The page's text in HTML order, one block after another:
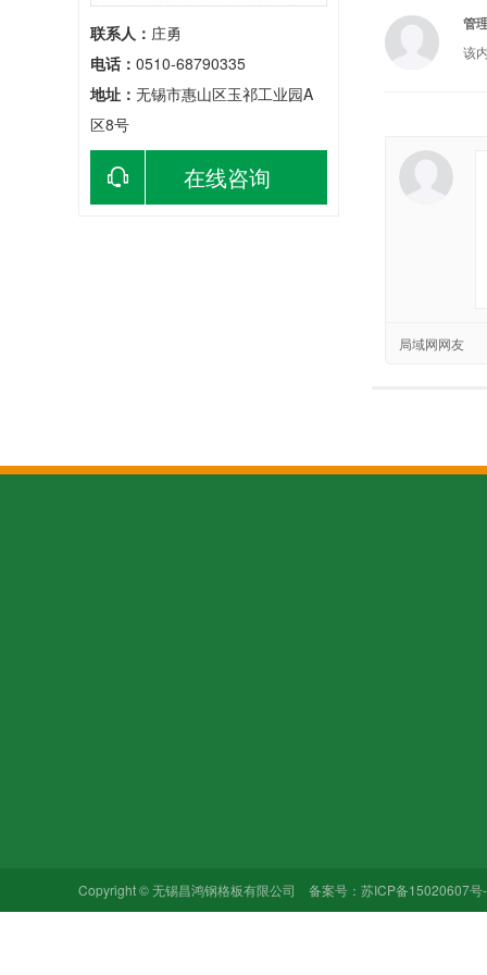
联系人： 庄勇
电话： 0510-68790335
地址： 无锡市惠山区玉祁工业园A
区8号
在线咨询
管
该
局域网网友
Copyright © 无锡昌鸿钢格板有限公司 备案号： 苏ICP备15020607号